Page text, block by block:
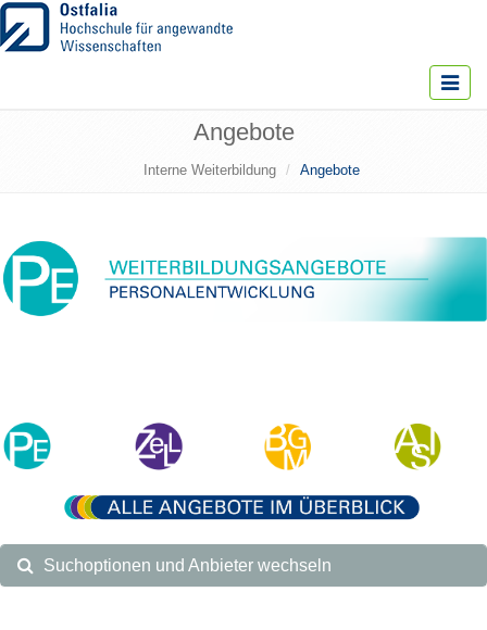
Toggle
Angebote
Interne Weiterbildung Angebote
Suchoptionen und Anbieter wechseln